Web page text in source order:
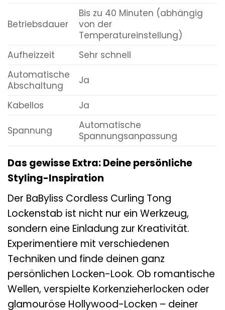
Betriebsdauer
Bis zu 40 Minuten (abhängig
von der
Temperatureinstellung)
Aufheizzeit
Sehr schnell
Automatische
Abschaltung
Ja
Kabellos Ja
Spannung
Automatische
Spannungsanpassung
Das gewisse Extra: Deine persönliche
Styling-Inspiration
Der BaByliss Cordless Curling Tong
Lockenstab ist nicht nur ein Werkzeug,
sondern eine Einladung zur Kreativität.
Experimentiere mit verschiedenen
Techniken und finde deinen ganz
persönlichen Locken-Look. Ob romantische
Wellen, verspielte Korkenzieherlocken oder
glamouröse Hollywood-Locken – deiner